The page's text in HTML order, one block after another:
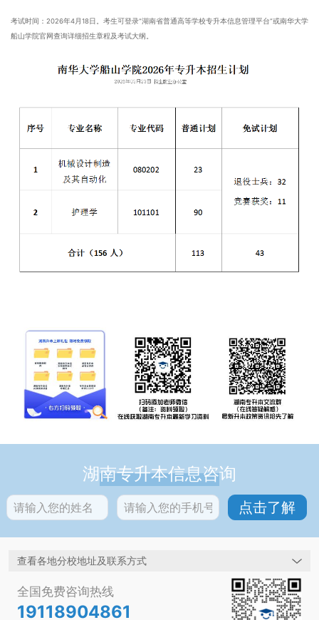
考试时间：2026年4月18日。考生可登录“湖南省普通高等学校专升本信息管理平台”或南华大学
船山学院官网查询详细招生章程及考试大纲。
湖南专升本信息咨询
查看各地分校地址及联系方式
全国免费咨询热线
19118904861